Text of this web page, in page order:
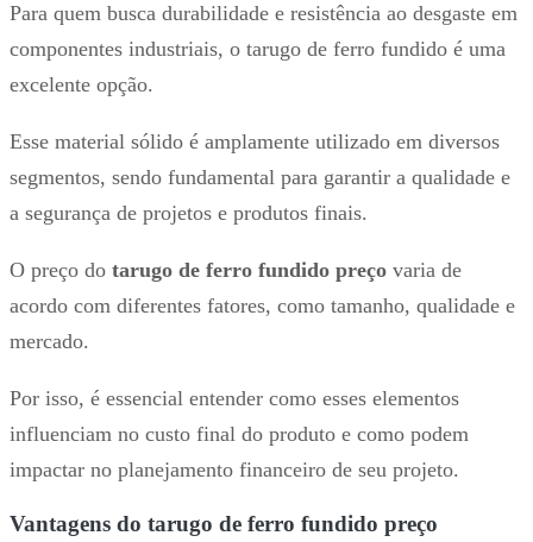
Para quem busca durabilidade e resistência ao desgaste em
componentes industriais, o tarugo de ferro fundido é uma
excelente opção.
Esse material sólido é amplamente utilizado em diversos
segmentos, sendo fundamental para garantir a qualidade e
a segurança de projetos e produtos finais.
O preço do tarugo de ferro fundido preço varia de
acordo com diferentes fatores, como tamanho, qualidade e
mercado.
Por isso, é essencial entender como esses elementos
influenciam no custo final do produto e como podem
impactar no planejamento financeiro de seu projeto.
Vantagens do tarugo de ferro fundido preço